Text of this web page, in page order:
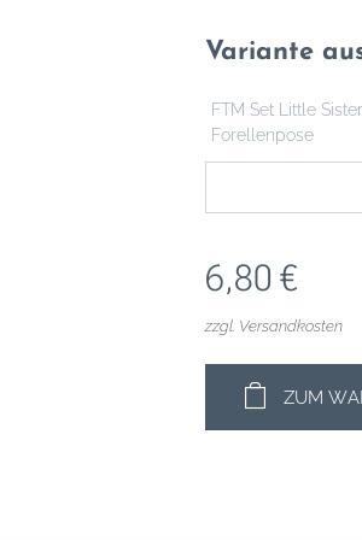
Variante
FTM Set Little
Forellenpose
6,80 €
zzgl. Versandkosten
ZUM